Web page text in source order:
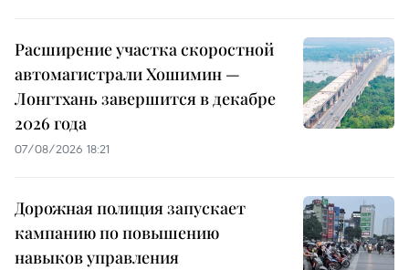
Расширение участка скоростной
автомагистрали Хошимин —
Лонгтхань завершится в декабре
2026 года
07/08/2026 18:21
Дорожная полиция запускает
кампанию по повышению
навыков управления